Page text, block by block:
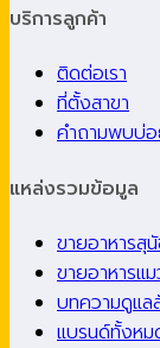
บริการลูกค้า
ติดต่อเรา
ที่ตั้งสาขา
คำถามพบบ่
แหล่งรวมข้อมูล
ขายอาหารสุ
ขายอาหารแ
บทความดูแล
แบรนด์ทั้งหม